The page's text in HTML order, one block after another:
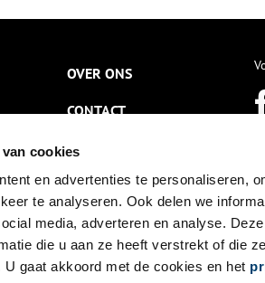
cookies
en advertenties te personaliseren,
te analyseren. Ook delen we
media, adverteren en analyse.
die u aan ze heeft verstrekt of die
gaat akkoord met de cookies en het
OVER ONS
CONTACT
NIEUWSBRIEF
DISCLAIMER
PRIVACY
TOEGANKELIJKHEID